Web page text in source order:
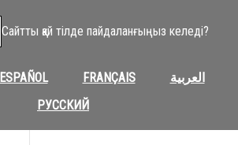
Сайтты қай тілде пайдаланғыңыз келеді?
ESPAÑOL FRANÇAIS
العربية
РУССКИЙ